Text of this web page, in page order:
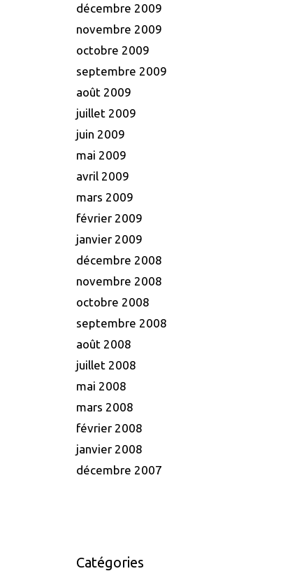
décembre 2009
novembre 2009
octobre 2009
septembre 2009
août 2009
juillet 2009
juin 2009
mai 2009
avril 2009
mars 2009
février 2009
janvier 2009
décembre 2008
novembre 2008
octobre 2008
septembre 2008
août 2008
juillet 2008
mai 2008
mars 2008
février 2008
janvier 2008
décembre 2007
Catégories